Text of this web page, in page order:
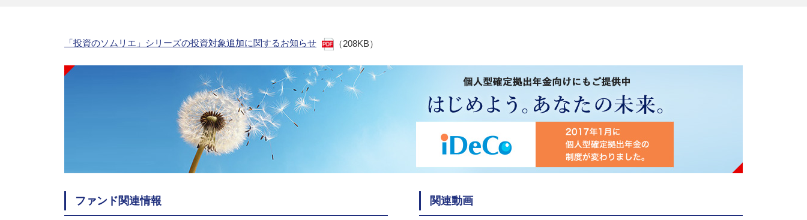
「投資のソムリエ」シリーズの投資対象追加に関するお知らせ （208KB）
関連動画
ファンド関連情報